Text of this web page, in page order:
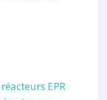
EPR